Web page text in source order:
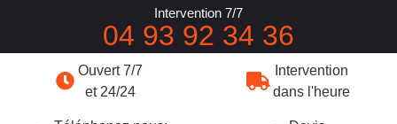
Ouvert 7/7
et 24/24
Intervention
dans l'heure
Intervention 7/7
04 93 92 34 36